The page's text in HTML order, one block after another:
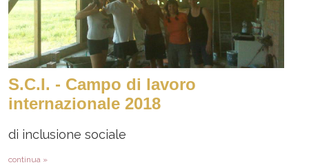
S.C.I. - Campo di lavoro
internazionale 2018
di inclusione sociale
continua »